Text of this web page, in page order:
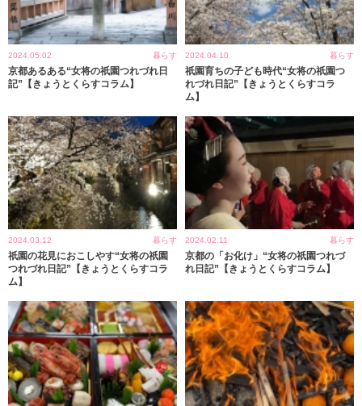
2024.05.02 暮らす
京都あるある“女将の祇園つれづれ日
記”【きょうとくらすコラム】
2024.04.10 暮らす
祇園育ちの子ども時代“女将の祇園つ
れづれ日記”【きょうとくらすコラ
ム】
2024.03.12 暮らす
祇園の花見におこしやす“女将の祇園
つれづれ日記”【きょうとくらすコラ
ム】
2024.02.11 暮らす
京都の「お化け」“女将の祇園つれづ
れ日記”【きょうとくらすコラム】